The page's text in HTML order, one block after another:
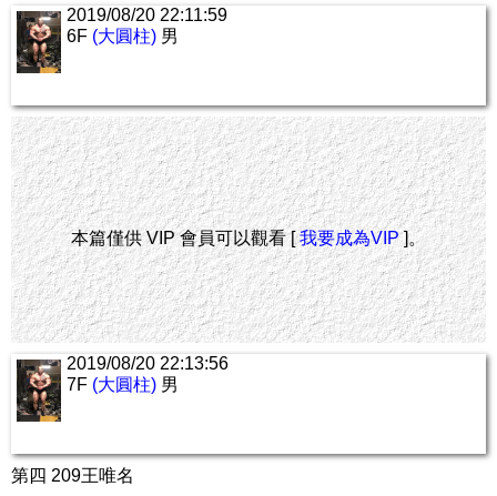
2019/08/20 22:11:59
6F (大圓柱) 男
本篇僅供 VIP 會員可以觀看 [我要成為VIP]。
2019/08/20 22:13:56
7F (大圓柱) 男
第四 209王唯名